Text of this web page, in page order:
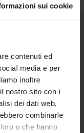
sui cookie
contenuti ed
media e per
inoltre
nostro sito con i
dei dati web,
combinarle
o che hanno